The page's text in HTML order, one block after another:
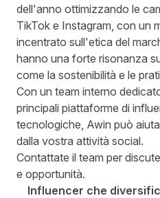
dell'anno ottimizzando le
TikTok e Instagram, con un
incentrato sull'etica del
hanno una forte risonanza
come la sostenibilità e le
Con un team interno
principali piattaforme di
tecnologiche, Awin può
dalla vostra attività social.
Contattate il team per
e opportunità.
Influencer che